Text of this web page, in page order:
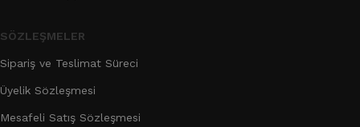
SÖZLEŞMELER
Sipariş ve Teslimat Süreci
Üyelik Sözleşmesi
Mesafeli Satış Sözleşmesi